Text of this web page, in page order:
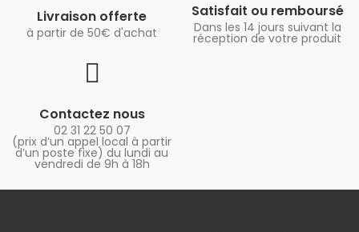
Livraison offerte
à partir de 50€ d'achat
Satisfait ou remboursé
Dans les 14 jours suivant la
réception de votre produit
Contactez nous
02 31 22 50 07
(prix d’un appel local à partir
d’un poste fixe) du lundi au
vendredi de 9h à 18h